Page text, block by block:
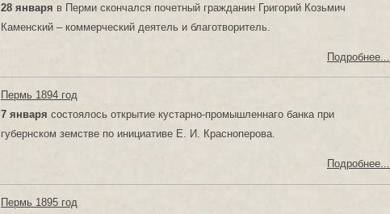
28 января в Перми скончался почетный гражданин Григорий Козьмич
Каменский – коммерческий деятель и благотворитель.
Подробнее...
Пермь 1894 год
7 января состоялось открытие кустарно-промышленнаго банка при
губернском земстве по инициативе Е. И. Красноперова.
Подробнее...
Пермь 1895 год